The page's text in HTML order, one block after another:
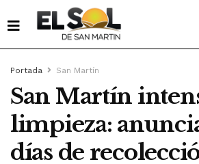
Portada San Martín
San Martín
limpieza:
días de